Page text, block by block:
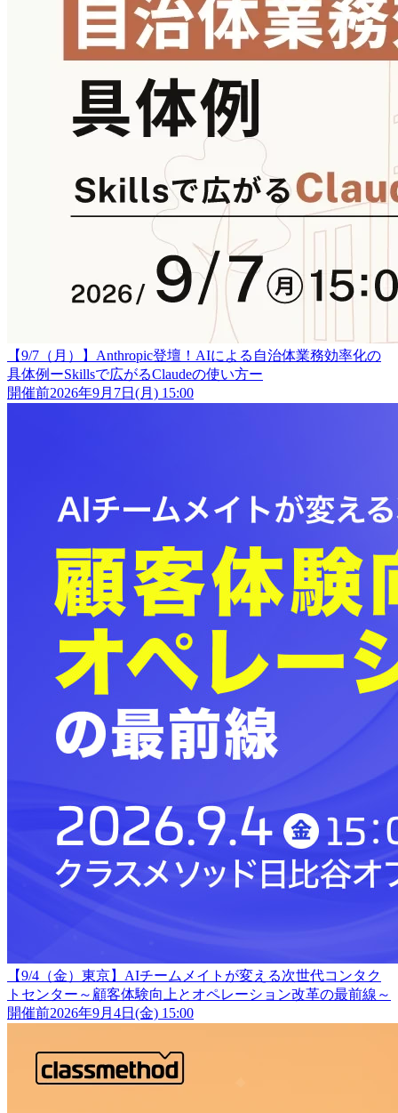
【9/7（月）】Anthropic登壇！AIによる自治体業務効率化の
具体例ーSkillsで広がるClaudeの使い方ー
開催前2026年9月7日(月) 15:00
【9/4（金）東京】AIチームメイトが変える次世代コンタク
トセンター～顧客体験向上とオペレーション改革の最前線～
開催前2026年9月4日(金) 15:00